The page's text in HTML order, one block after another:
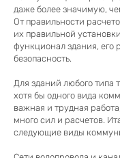
даже более значимую,
От правильности
их правильной
функционал здания, его
безопасность.
Для зданий любого типа
хотя бы одного вида
важная и трудная
много сил и расчетов.
следующие виды